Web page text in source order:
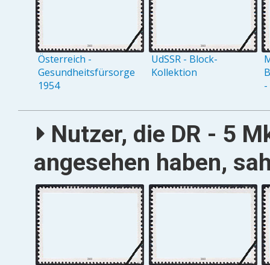
Österreich -
Gesundheitsfürsorge
1954
UdSSR - Block-
Kollektion
Nutzer, die DR - 5
angesehen haben,